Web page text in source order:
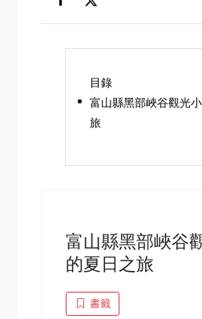
目錄
富山縣黑部峽谷觀光
旅
富山縣黑部峽谷
的夏日之旅
書籤